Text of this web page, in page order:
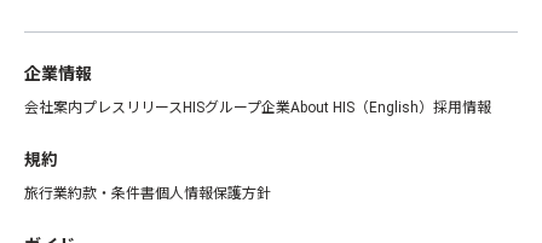
企業情報
会社案内プレスリリースHISグループ企業About HIS（English） 採用情報
規約
旅行業約款・条件書個人情報保護方針